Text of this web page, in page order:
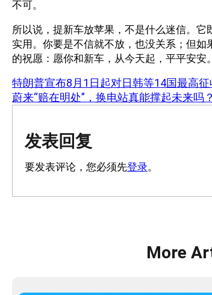
不可。
所以说，提新车放苹果，不是什么迷信。
实用。你要是不信就不放，也没关系；但
的祝愿：愿你和新车，从今天起，平平安安。
特朗普宣布8月1日起对日韩等14国最高征
蔚来“赔在明处”，换电站真能撑起未来吗？
发表回复
要发表评论，您必须先登录。
More